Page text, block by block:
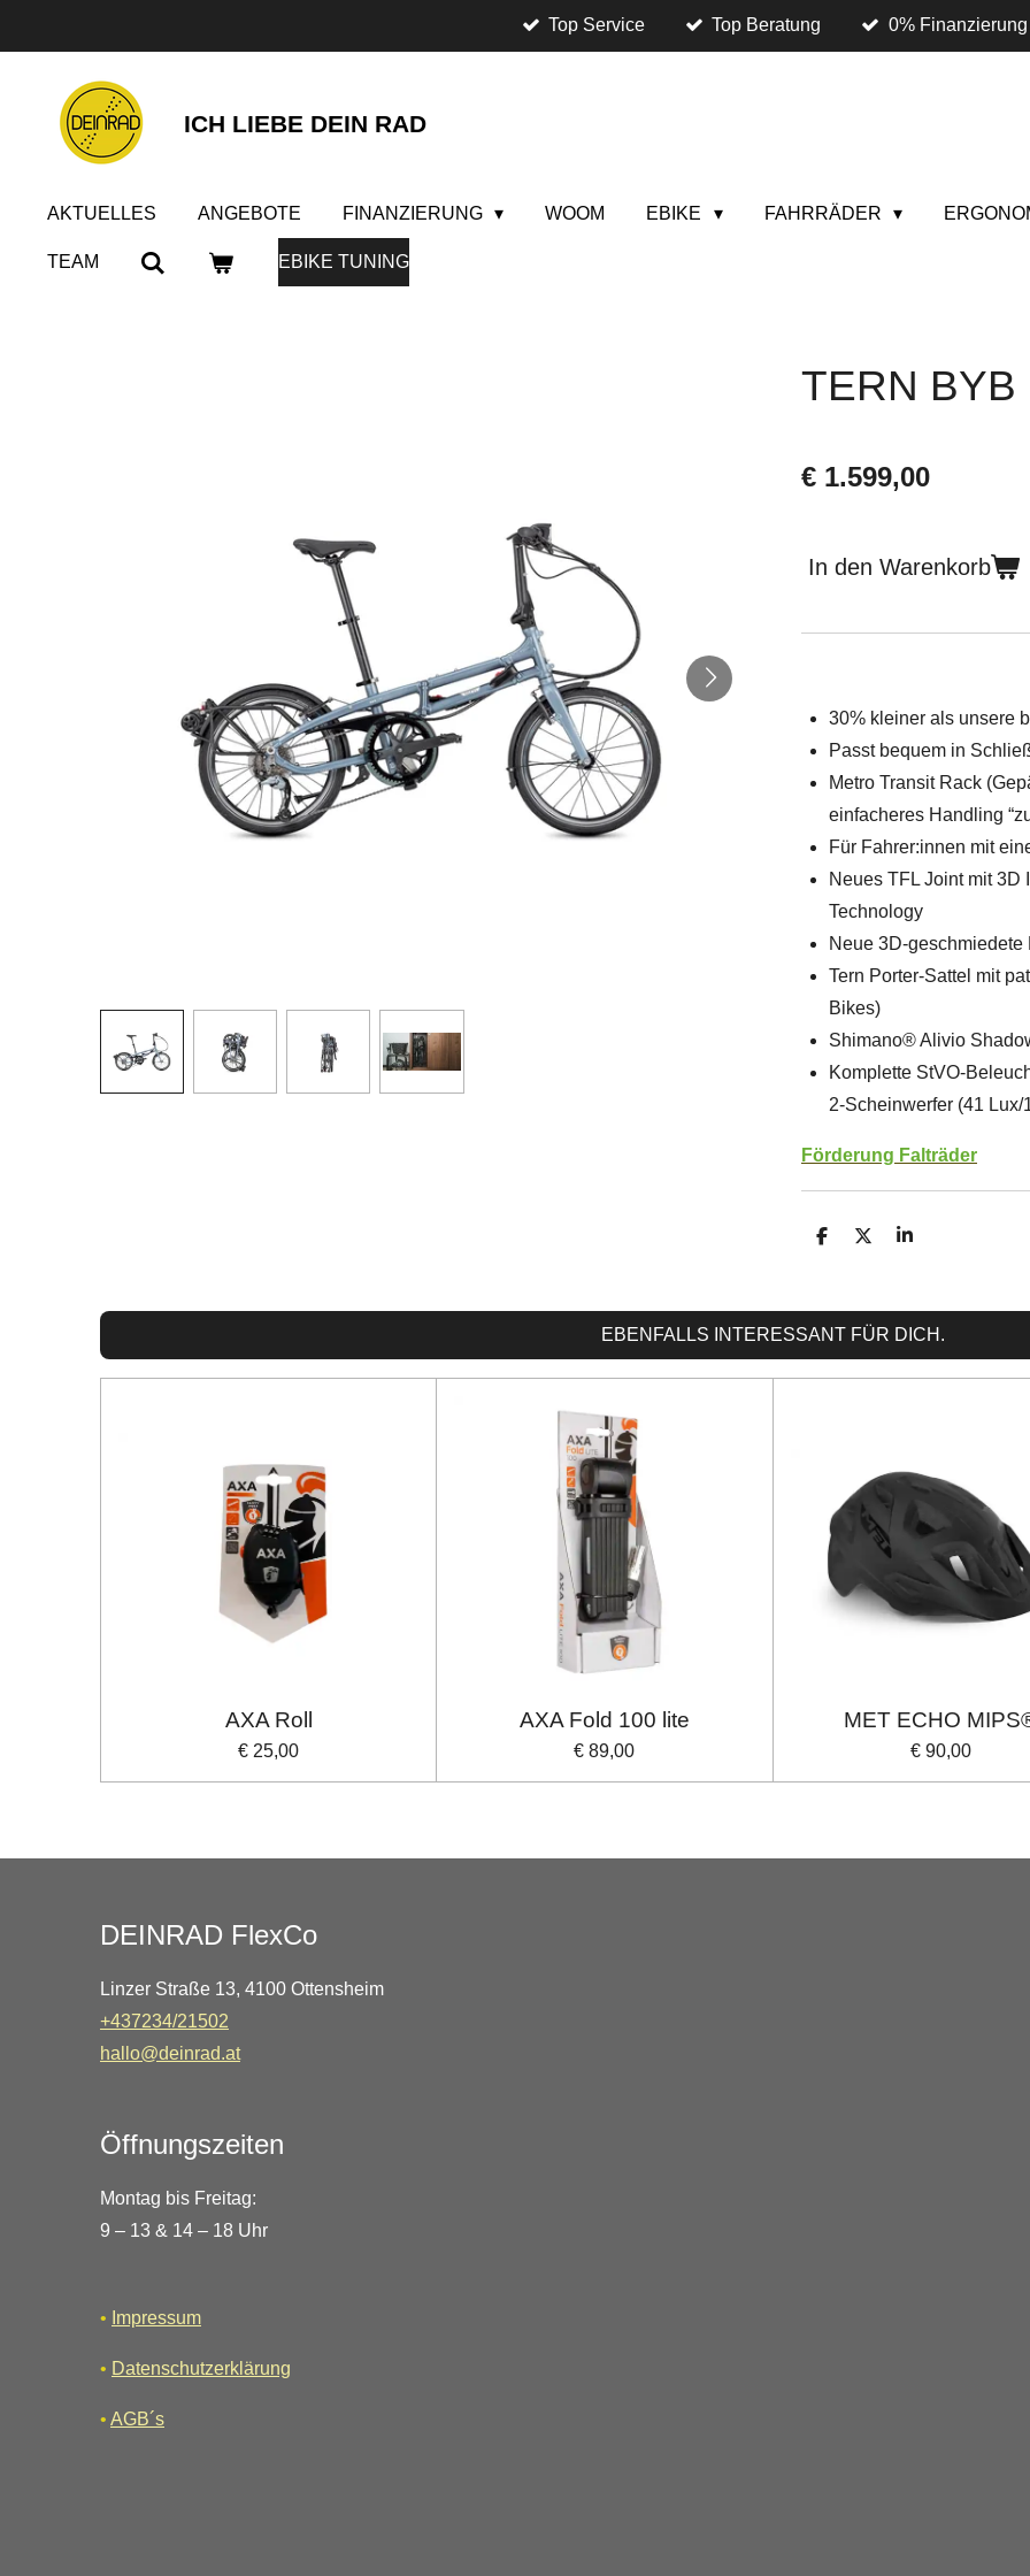
Hauptinhalt
springen
Top Service Top Beratung 0% Finanzierung
ICH LIEBE DEIN RAD
AKTUELLES ANGEBOTE FINANZIERUNG WOOM EBIKE FAHRRÄDER
TEAM EBIKE TUNING
TERN BYB
€ 1.599,00
In den Warenkorb
30% kleiner als unsere
Passt bequem in
Metro Transit Rack
einfacheres Handling
Für Fahrer:innen mit
Neues TFL Joint mit
Technology
Neue 3D-
Tern Porter-Sattel mit
Bikes)
Shimano® Alivio
Komplette StVO-
2-Scheinwerfer (41
Förderung Falträder
T
e
n
T
e
n
T
e
n
EBENFALLS INTERESSANT FÜR DICH.
AXA Roll
€ 25,00
AXA Fold 100 lite
€ 89,00
MET ECHO
€ 90,00
DEINRAD FlexCo
Linzer Straße 13, 4100 Ottensheim
+437234/21502
hallo@deinrad.at
Öffnungszeiten
Montag bis Freitag:
9 – 13 & 14 – 18 Uhr
• Impressum
• Datenschutzerklärung
• AGB´s